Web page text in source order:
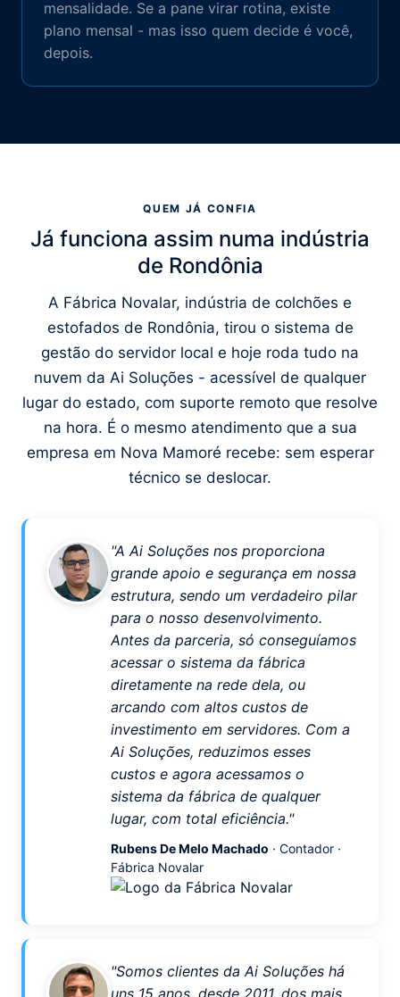
mensalidade. Se a pane virar rotina, existe
plano mensal - mas isso quem decide é você,
depois.
QUEM JÁ CONFIA
Já funciona assim numa indústria
de Rondônia
A Fábrica Novalar, indústria de colchões e
estofados de Rondônia, tirou o sistema de
gestão do servidor local e hoje roda tudo na
nuvem da Ai Soluções - acessível de qualquer
lugar do estado, com suporte remoto que resolve
na hora. É o mesmo atendimento que a sua
empresa em Nova Mamoré recebe: sem esperar
técnico se deslocar.
"A Ai Soluções nos proporciona
grande apoio e segurança em nossa
estrutura, sendo um verdadeiro pilar
para o nosso desenvolvimento.
Antes da parceria, só conseguíamos
acessar o sistema da fábrica
diretamente na rede dela, ou
arcando com altos custos de
investimento em servidores. Com a
Ai Soluções, reduzimos esses
custos e agora acessamos o
sistema da fábrica de qualquer
lugar, com total eficiência."
Rubens De Melo Machado · Contador ·
Fábrica Novalar
"Somos clientes da Ai Soluções há
uns 15 anos, desde 2011, dos mais